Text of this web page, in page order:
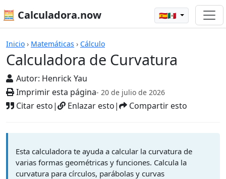
🧮 Calculadora.now 🇪🇸🇲🇽
Inicio › Matemáticas › Cálculo
Calculadora de Curvatura
Autor: Henrick Yau
Imprimir esta página- 20 de julio de 2026
Citar esto| Enlazar esto| Compartir esto
Calculadoras
Esta calculadora te ayuda a calcular la curvatura de
varias formas geométricas y funciones. Calcula la
curvatura para círculos, parábolas y curvas